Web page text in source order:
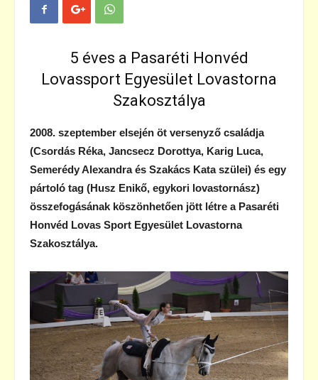
5 éves a Pasaréti Honvéd
Lovassport Egyesület Lovastorna
Szakosztálya
2008. szeptember elsején öt versenyző családja
(Csordás Réka, Jancsecz Dorottya, Karig Luca,
Semerédy Alexandra és Szakács Kata szülei) és egy
pártoló tag (Husz Enikő, egykori lovastornász)
összefogásának köszönhetően jött létre a Pasaréti
Honvéd Lovas Sport Egyesület Lovastorna
Szakosztálya.